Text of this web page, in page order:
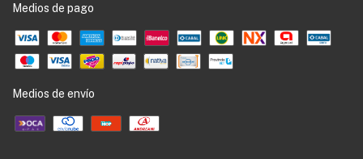
Medios de pago
Medios de envío